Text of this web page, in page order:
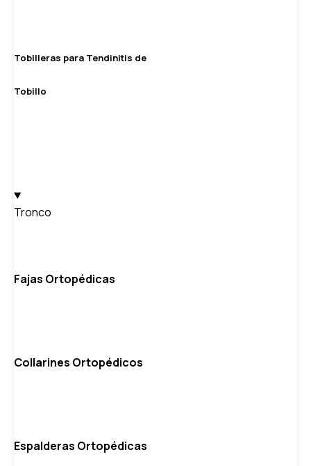
Tobilleras para Tendinitis de
Tobillo
Tronco
Fajas Ortopédicas
Collarines Ortopédicos
Espalderas Ortopédicas